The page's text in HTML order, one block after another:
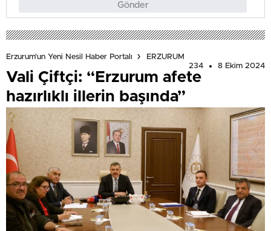
Gönder
Erzurum'un Yeni Nesil Haber Portalı
ERZURUM
234
8 Ekim 2024
Vali Çiftçi: “Erzurum afete
hazırlıklı illerin başında”